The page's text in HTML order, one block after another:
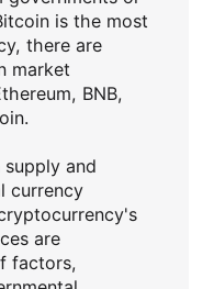
is the most
there are
market
BNB,
and
currency
are
factors,